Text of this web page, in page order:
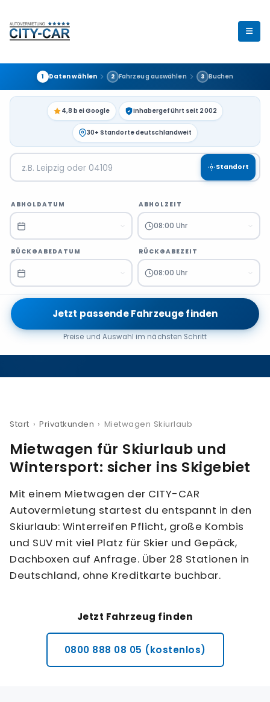
1 Daten wählen 2 Fahrzeug auswählen 3 Buchen
4,8 bei Google Inhabergeführt seit 2002
30+ Standorte deutschlandweit
Standort
ABHOLDATUM ABHOLZEIT
08:00 Uhr
RÜCKGABEDATUM RÜCKGABEZEIT
08:00 Uhr
Jetzt passende Fahrzeuge finden
Preise und Auswahl im nächsten Schritt
Start › Privatkunden › Mietwagen Skiurlaub
Mietwagen für Skiurlaub und
Wintersport: sicher ins Skigebiet
Mit einem Mietwagen der CITY-CAR
Autovermietung startest du entspannt in den
Skiurlaub: Winterreifen Pflicht, große Kombis
und SUV mit viel Platz für Skier und Gepäck,
Dachboxen auf Anfrage. Über 28 Stationen in
Deutschland, ohne Kreditkarte buchbar.
Jetzt Fahrzeug finden
0800 888 08 05 (kostenlos)